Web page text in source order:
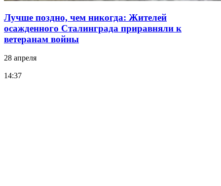
Лучше поздно, чем никогда: Жителей
осажденного Сталинграда приравняли к
ветеранам войны
28 апреля
14:37